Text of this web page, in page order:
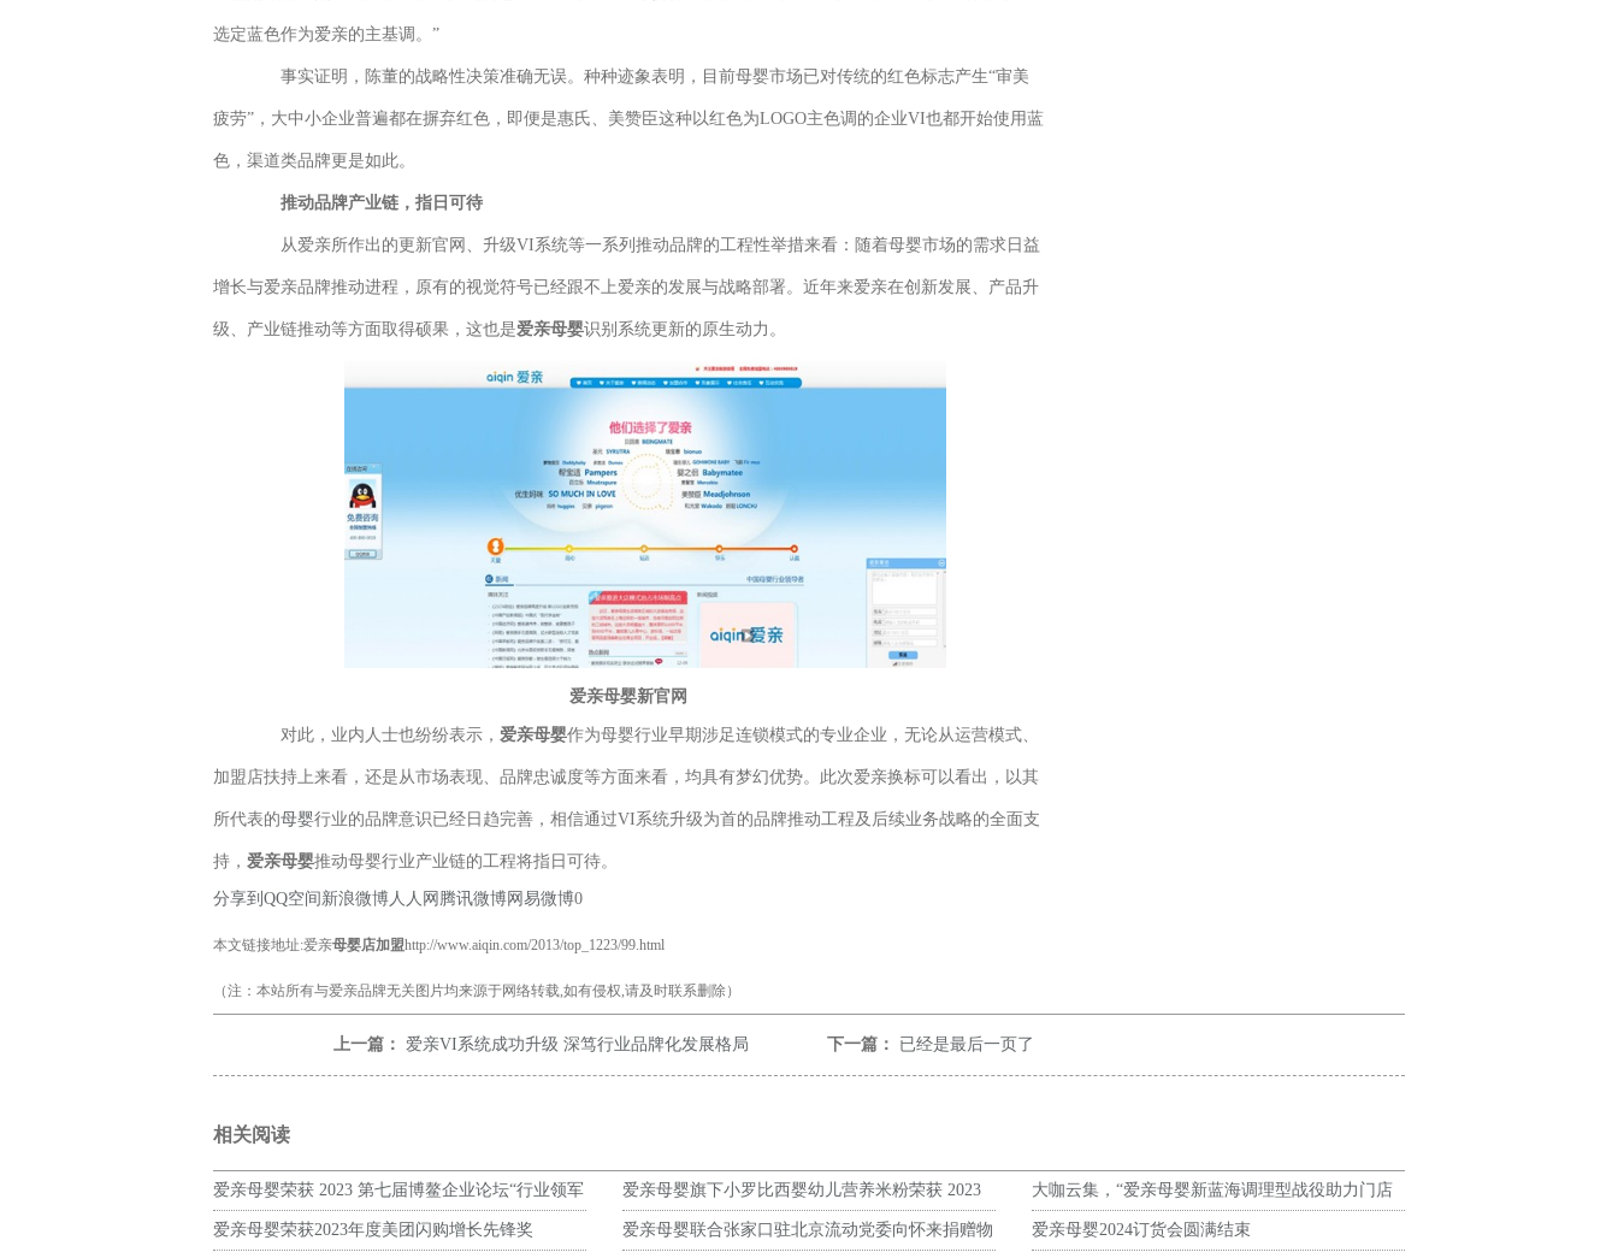
选定蓝色作为爱亲的主基调。”
事实证明，陈董的战略性决策准确无误。种种迹象表明，目前母婴市场已对传统的红色标志产生“审美
疲劳”，大中小企业普遍都在摒弃红色，即便是惠氏、美赞臣这种以红色为LOGO主色调的企业VI也都开始使用蓝
色，渠道类品牌更是如此。
推动品牌产业链，指日可待
从爱亲所作出的更新官网、升级VI系统等一系列推动品牌的工程性举措来看：随着母婴市场的需求日益
增长与爱亲品牌推动进程，原有的视觉符号已经跟不上爱亲的发展与战略部署。近年来爱亲在创新发展、产品升
级、产业链推动等方面取得硕果，这也是爱亲母婴识别系统更新的原生动力。
爱亲母婴新官网
对此，业内人士也纷纷表示， 爱亲母婴作为母婴行业早期涉足连锁模式的专业企业，无论从运营模式、
加盟店扶持上来看，还是从市场表现、品牌忠诚度等方面来看，均具有梦幻优势。此次爱亲换标可以看出，以其
所代表的母婴行业的品牌意识已经日趋完善，相信通过VI系统升级为首的品牌推动工程及后续业务战略的全面支
持， 爱亲母婴推动母婴行业产业链的工程将指日可待。
分享到 QQ空间 新浪微博人人网 腾讯微博网易微博0
本文链接地址:爱亲母婴店加盟http://www.aiqin.com/2013/top_1223/99.html
（注：本站所有与爱亲品牌无关图片均来源于网络转载,如有侵权,请及时联系删除）
上一篇： 爱亲VI系统成功升级 深笃行业品牌化发展格局 下一篇： 已经是最后一页了
相关阅读
爱亲母婴荣获 2023 第七届博鳌企业论坛“行业领军
企业”称号
爱亲母婴旗下小罗比西婴幼儿营养米粉荣获 2023
第九届樱桃大赏年度潜力产品大奖
大咖云集，“爱亲母婴新蓝海调理型战役助力门店
业绩翻番”大会顺利召开
爱亲母婴荣获2023年度美团闪购增长先锋奖 爱亲母婴联合张家口驻北京流动党委向怀来捐赠物 爱亲母婴2024订货会圆满结束